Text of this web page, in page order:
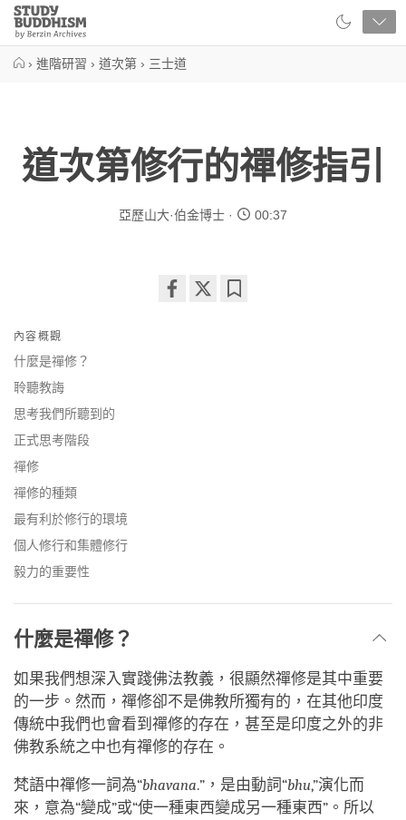
Close
Study
Buddhism
› 進階研習 › 道次第 › 三士道
道次第修行的禪修指引
亞歷山大·伯金博士 00:37
內容概觀
什麼是禪修？
聆聽教誨
思考我們所聽到的
正式思考階段
禪修
禪修的種類
最有利於修行的環境
個人修行和集體修行
毅力的重要性
什麼是禪修？
如果我們想深入實踐佛法教義，很顯然禪修是其中重要
的一步。然而，禪修卻不是佛教所獨有的，在其他印度
傳統中我們也會看到禪修的存在，甚至是印度之外的非
佛教系統之中也有禪修的存在。
梵語中禪修一詞為“bhavana.”，是由動詞“bhu,”演化而
來，意為“變成”或“使一種東西變成另一種東西”。所以